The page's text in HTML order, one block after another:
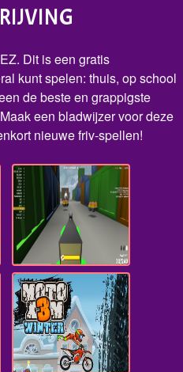
Dit is een gratis
kunt spelen: thuis, op school
de beste en grappigste
een bladwijzer voor deze
nieuwe friv-spellen!